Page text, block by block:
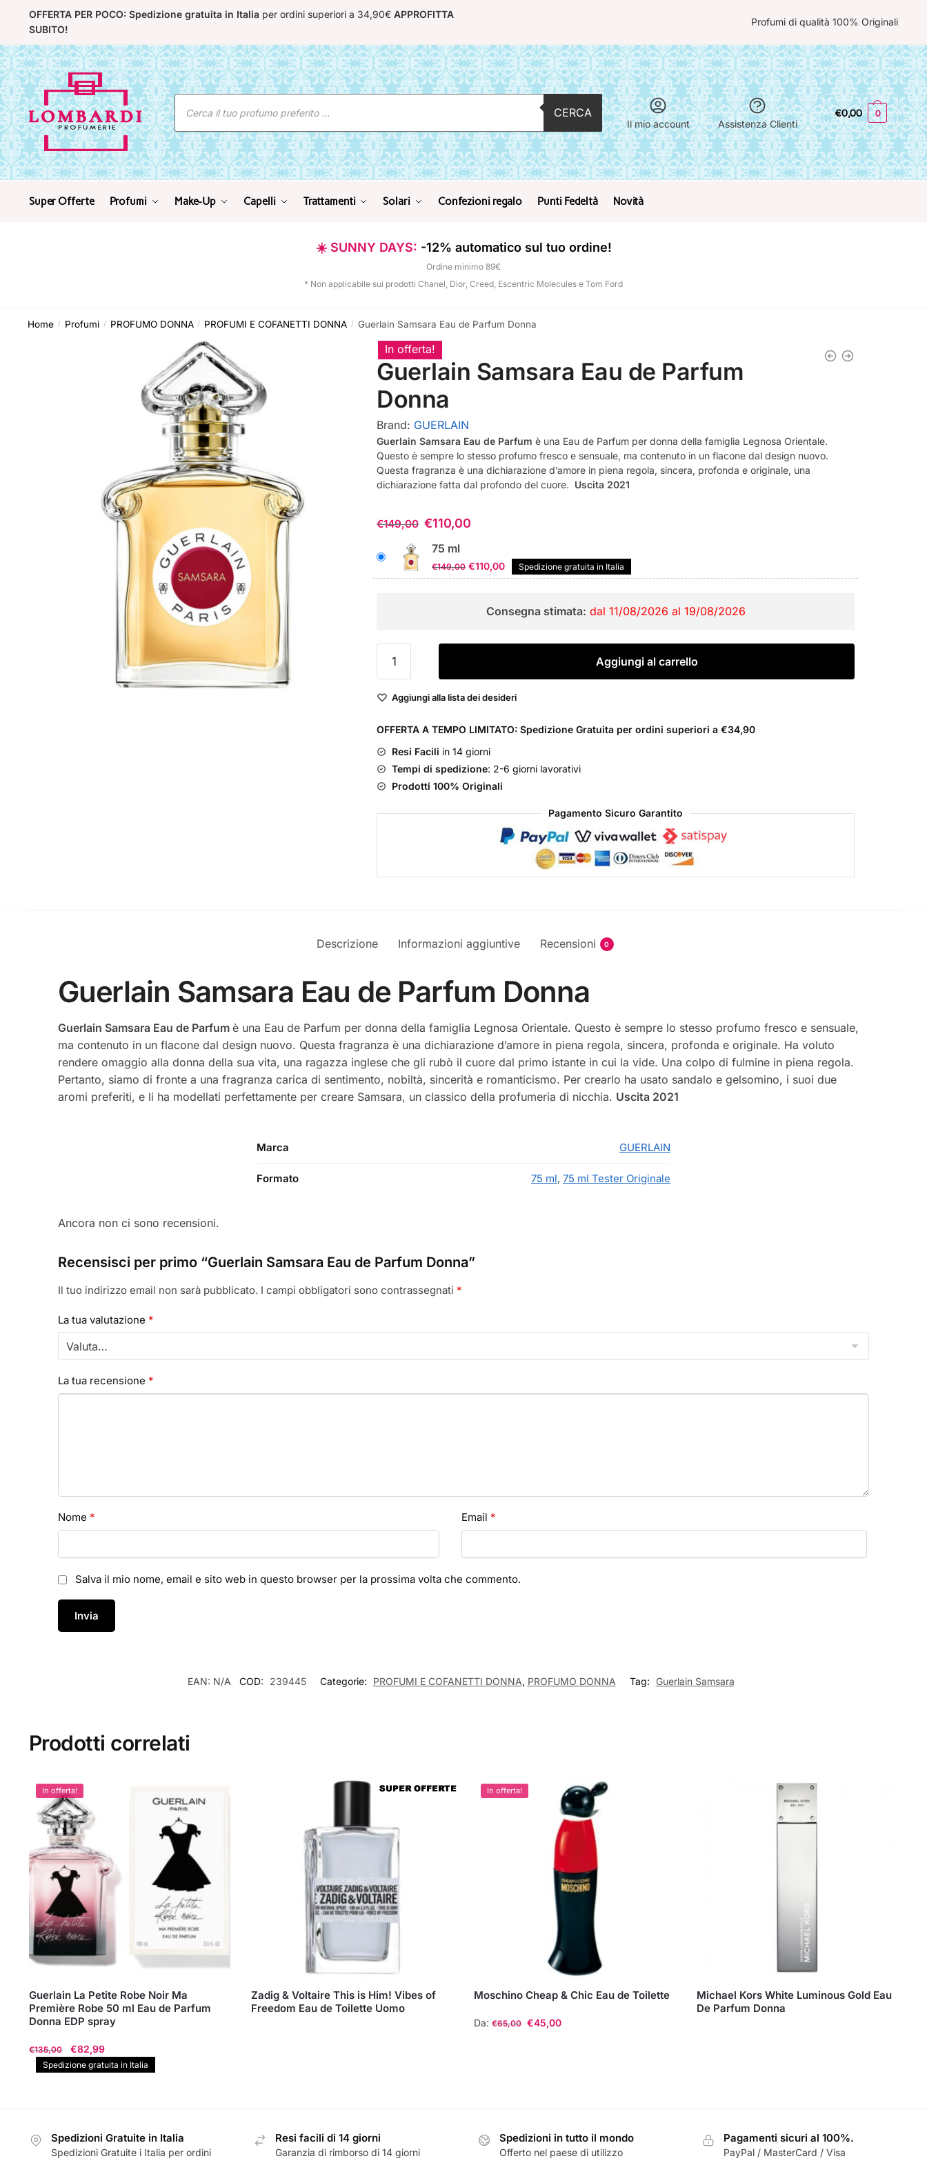
navigation
content
OFFERTA PER POCO: Spedizione gratuita in Italia per ordini superiori a 34,90€ APPROFITTA
SUBITO!
Profumi di qualità 100% Originali
Ricerca
prodotti
CERCA
Il mio account Assistenza Clienti
€0,00 0
Super Offerte Profumi Make-Up Capelli Trattamenti Solari Confezioni regalo Punti Fedeltà Novità
☀️ SUNNY DAYS: -12% automatico sul tuo ordine!
Ordine minimo 89€
* Non applicabile sui prodotti Chanel, Dior, Creed, Escentric Molecules e Tom Ford
Home / Profumi / PROFUMO DONNA / PROFUMI E COFANETTI DONNA / Guerlain Samsara Eau de Parfum Donna
In offerta!
Guerlain Samsara Eau de Parfum
Donna
Brand: GUERLAIN
Guerlain Samsara Eau de Parfum è una Eau de Parfum per donna della famiglia Legnosa Orientale.
Questo è sempre lo stesso profumo fresco e sensuale, ma contenuto in un flacone dal design nuovo.
Questa fragranza è una dichiarazione d’amore in piena regola, sincera, profonda e originale, una
dichiarazione fatta dal profondo del cuore. Uscita 2021
€149,00 €110,00
75 ml
€149,00 Il
prezzo
€110,00Il
prezzo
è:
Spedizione gratuita in Italia
Consegna stimata: dal 11/08/2026 al 19/08/2026
Samsara
de
Donna
quantità
Aggiungi al carrello
Aggiungi alla lista dei desideri
OFFERTA A TEMPO LIMITATO: Spedizione Gratuita per ordini superiori a €34,90
Resi Facili in 14 giorni
Tempi di spedizione: 2-6 giorni lavorativi
Prodotti 100% Originali
Pagamento Sicuro Garantito
Descrizione Informazioni aggiuntive Recensioni 0
Guerlain Samsara Eau de Parfum Donna
Guerlain Samsara Eau de Parfum è una Eau de Parfum per donna della famiglia Legnosa Orientale. Questo è sempre lo stesso profumo fresco e sensuale,
ma contenuto in un flacone dal design nuovo. Questa fragranza è una dichiarazione d’amore in piena regola, sincera, profonda e originale. Ha voluto
rendere omaggio alla donna della sua vita, una ragazza inglese che gli rubò il cuore dal primo istante in cui la vide. Una colpo di fulmine in piena regola.
Pertanto, siamo di fronte a una fragranza carica di sentimento, nobiltà, sincerità e romanticismo. Per crearlo ha usato sandalo e gelsomino, i suoi due
aromi preferiti, e li ha modellati perfettamente per creare Samsara, un classico della profumeria di nicchia. Uscita 2021
Marca GUERLAIN
Formato 75 ml, 75 ml Tester Originale
Ancora non ci sono recensioni.
Recensisci per primo “Guerlain Samsara Eau de Parfum Donna”
Il tuo indirizzo email non sarà pubblicato. I campi obbligatori sono contrassegnati *
La tua valutazione *
La tua recensione *
Nome * Email *
Salva il mio nome, email e sito web in questo browser per la prossima volta che commento.
EAN: N/A COD: 239445 Categorie: PROFUMI E COFANETTI DONNA, PROFUMO DONNA Tag: Guerlain Samsara
Prodotti correlati
In offerta!
Guerlain La Petite Robe Noir Ma
Première Robe 50 ml Eau de Parfum
Donna EDP spray
€135,00
Il
prezzo
€82,99
prezzo
Spedizione gratuita in Italia
Zadig & Voltaire This is Him! Vibes of
Freedom Eau de Toilette Uomo
In offerta!
Moschino Cheap & Chic Eau de Toilette
Da: €65,00 €45,00
Le
opzioni
Michael Kors White Luminous Gold Eau
De Parfum Donna
Spedizioni Gratuite in Italia
Spedizioni Gratuite i Italia per ordini
Resi facili di 14 giorni
Garanzia di rimborso di 14 giorni
Spedizioni in tutto il mondo
Offerto nel paese di utilizzo
Pagamenti sicuri al 100%.
PayPal / MasterCard / Visa